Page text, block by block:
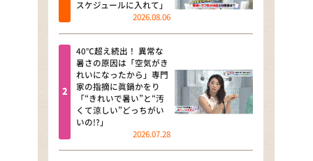
探偵！ナイトスクープ
news おかえり
河合＆A.B.C-Z塚田×福井アナ
「なんでやねん！？」（news お
かえり）
DAIGOも台所 ～きょうの献立 何
にする？～
スケジュールに入れて」
2026.08.06
40℃超え続出！ 異常な
暑さの原因は「空気がき
れいになったから」専門
家の指摘に眞鍋かをり
「“きれいで暑い”と“汚
くて涼しい”どっちがい
いの!?」
2026.07.28